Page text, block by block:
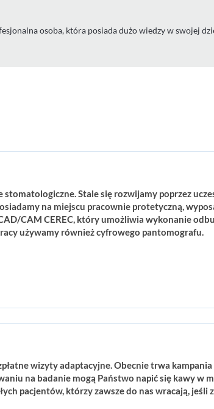
osoba, która posiada dużo wiedzy w swojej
Stale się rozwijamy poprzez
na miejscu pracownie protetyczną,
CAM CEREC, który umożliwia wykonanie
używamy również cyfrowego pantomografu.
wizyty adaptacyjne. Obecnie trwa
na badanie mogą Państwo napić się kawy w
pacjentów, którzy zawsze do nas wracają, jeśli